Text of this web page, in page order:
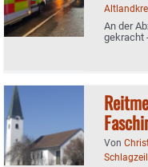
An der
gekracht
Von